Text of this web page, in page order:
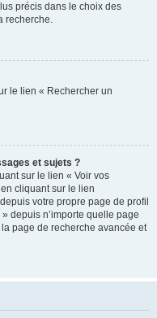
précis dans le choix des
recherche.
le lien « Rechercher un
et sujets ?
sur le lien « Voir vos
cliquant sur le lien
votre propre page de profil
depuis n’importe quelle page
page de recherche avancée et